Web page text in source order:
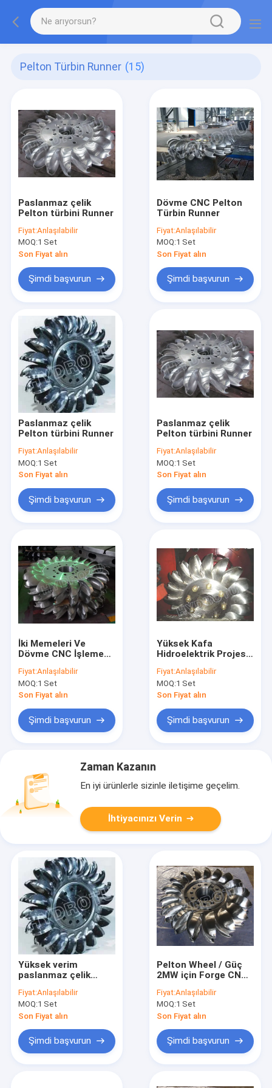
Pelton Türbin Runner (15)
Paslanmaz çelik
Pelton türbini Runner
Fiyat:Anlaşılabilir
MOQ:1 Set
Son Fiyat alın
Şimdi başvurun
Dövme CNC Pelton
Türbin Runner
Fiyat:Anlaşılabilir
MOQ:1 Set
Son Fiyat alın
Şimdi başvurun
Paslanmaz çelik
Pelton türbini Runner
Fiyat:Anlaşılabilir
MOQ:1 Set
Son Fiyat alın
Şimdi başvurun
Paslanmaz çelik
Pelton türbini Runner
Fiyat:Anlaşılabilir
MOQ:1 Set
Son Fiyat alın
Şimdi başvurun
İki Memeleri Ve
Dövme CNC İşleme
Yüksek Su Başkanı
Turgo Hidro Türbin
Fiyat:Anlaşılabilir
MOQ:1 Set
Son Fiyat alın
Şimdi başvurun
Yüksek Kafa
Hidroelektrik Projesi
İşleme ile Hydro
Pelton Türbin Runner
Fiyat:Anlaşılabilir
MOQ:1 Set
Son Fiyat alın
Şimdi başvurun
Zaman Kazanın
En iyi ürünlerle sizinle iletişime geçelim.
İhtiyacınızı Verin
Yüksek verim
paslanmaz çelik
Runner/Pelton
tekerlek hidroelektrik
projesi
Fiyat:Anlaşılabilir
MOQ:1 Set
Son Fiyat alın
Şimdi başvurun
Pelton Wheel / Güç
2MW için Forge CNC
Runner - 20MW
Fiyat:Anlaşılabilir
MOQ:1 Set
Son Fiyat alın
Şimdi başvurun